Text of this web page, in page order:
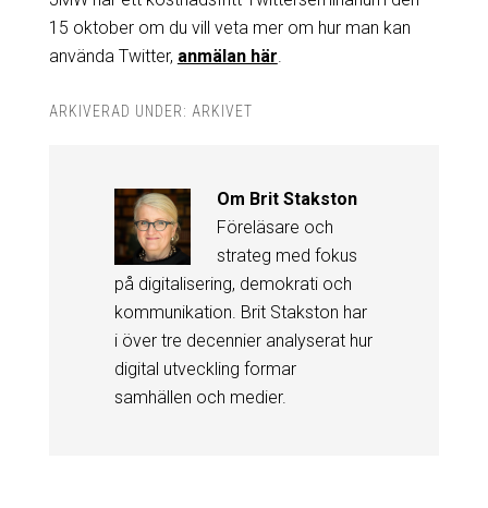
15 oktober om du vill veta mer om hur man kan
använda Twitter, anmälan här
ARKIVERAD UNDER: ARKIVET
Om Brit Stakston
Föreläsare och
strateg med fokus
på digitalisering, demokrati och
kommunikation. Brit Stakston har
i över tre decennier analyserat hur
digital utveckling formar
samhällen och medier.